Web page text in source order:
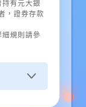
有元大銀
，證券存款
規則請參